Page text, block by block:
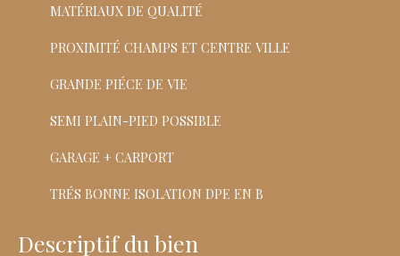
MATÉRIAUX DE QUALITÉ
PROXIMITÉ CHAMPS ET CENTRE VILLE
GRANDE PIÉCE DE VIE
SEMI PLAIN-PIED POSSIBLE
GARAGE + CARPORT
TRÉS BONNE ISOLATION DPE EN B
Descriptif du bien